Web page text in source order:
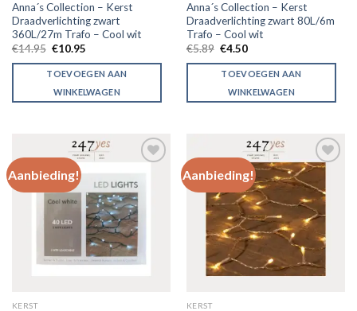
Anna´s Collection – Kerst
Draadverlichting zwart
360L/27m Trafo – Cool wit
€14.95 €10.95
TOEVOEGEN AAN
WINKELWAGEN
Anna´s Collection – Kerst
Draadverlichting zwart 80L/6m
Trafo – Cool wit
€5.89 €4.50
TOEVOEGEN AAN
WINKELWAGEN
Aanbieding!
Toevoegen
aan
verlanglijst
KERST
Aanbieding!
Toevoegen
aan
verlanglijst
KERST